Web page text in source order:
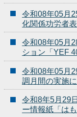
令和08年05月
化関係功労者
令和08年05月
ション「YEF
令和08年05月
調月間の実施
令和8年5月29
ー情報紙「は